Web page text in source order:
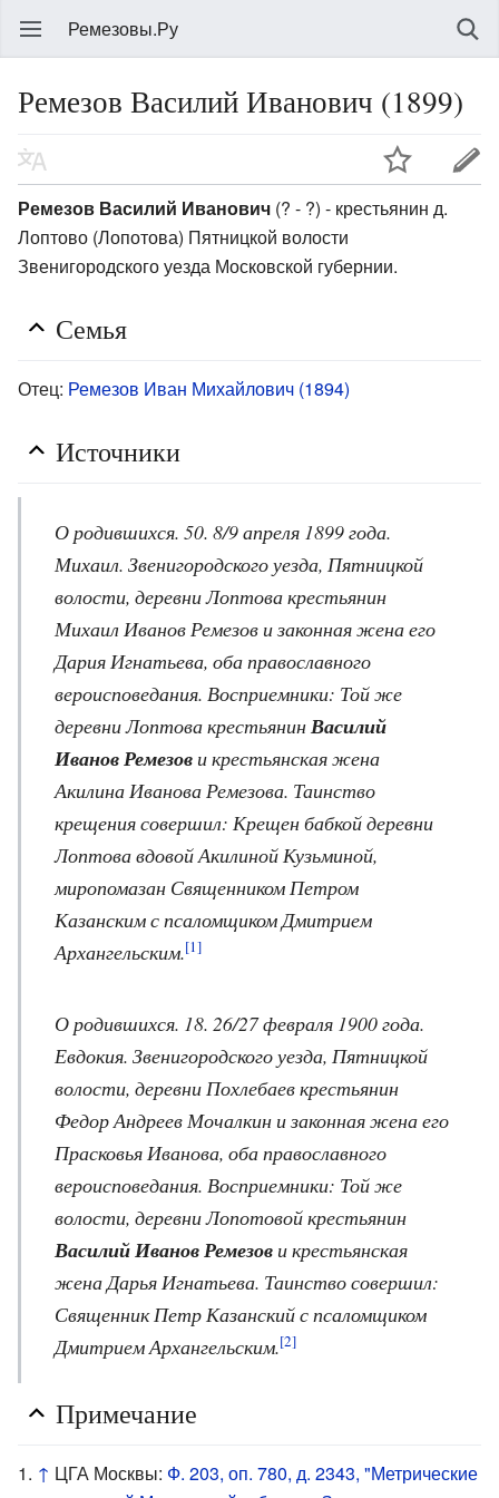
Ремезовы.Ру
Ремезов Василий Иванович (1899)
Ремезов Василий Иванович (? - ?) - крестьянин д.
Лоптово (Лопотова) Пятницкой волости
Звенигородского уезда Московской губернии.
Семья
Отец: Ремезов Иван Михайлович (1894)
Источники
О родившихся. 50. 8/9 апреля 1899 года.
Михаил. Звенигородского уезда, Пятницкой
волости, деревни Лоптова крестьянин
Михаил Иванов Ремезов и законная жена его
Дария Игнатьева, оба православного
вероисповедания. Восприемники: Той же
деревни Лоптова крестьянинВасилий
Иванов Ремезов и крестьянская жена
Акилина Иванова Ремезова. Таинство
крещения совершил: Крещен бабкой деревни
Лоптова вдовой Акилиной Кузьминой,
миропомазан Священником Петром
Казанским с псаломщиком Дмитрием
Архангельским.[1]
О родившихся. 18. 26/27 февраля 1900 года.
Евдокия. Звенигородского уезда, Пятницкой
волости, деревни Похлебаев крестьянин
Федор Андреев Мочалкин и законная жена его
Прасковья Иванова, оба православного
вероисповедания. Восприемники: Той же
волости, деревни Лопотовой крестьянин
Василий Иванов Ремезов и крестьянская
жена Дарья Игнатьева. Таинство совершил:
Священник Петр Казанский с псаломщиком
Дмитрием Архангельским.[2]
Примечание
↑ ЦГА Москвы: Ф. 203, оп. 780, д. 2343, "Метрические